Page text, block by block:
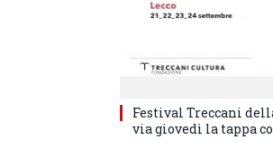
Festival Treccani
via giovedì la tappa